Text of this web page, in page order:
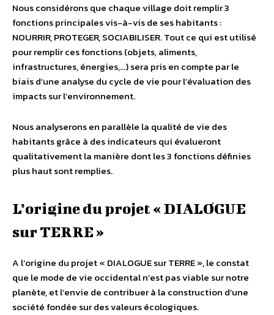
Nous considérons que chaque village doit remplir 3
fonctions principales vis-à-vis de ses habitants :
NOURRIR, PROTEGER, SOCIABILISER. Tout ce qui est utilisé
pour remplir ces fonctions (objets, aliments,
infrastructures, énergies,…) sera pris en compte par le
biais d’une analyse du cycle de vie pour l’évaluation des
impacts sur l’environnement.
Nous analyserons en parallèle la qualité de vie des
habitants grâce à des indicateurs qui évalueront
qualitativement la manière dont les 3 fonctions définies
plus haut sont remplies.
L’origine du projet « DIALOGUE
sur TERRE »
A l’origine du projet « DIALOGUE sur TERRE », le constat
que le mode de vie occidental n’est pas viable sur notre
planète, et l’envie de contribuer à la construction d’une
société fondée sur des valeurs écologiques.